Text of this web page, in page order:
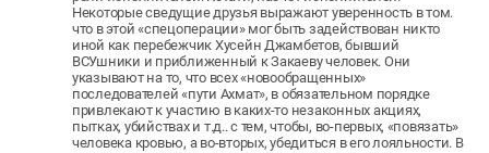
Некоторые сведущие друзья выражают уверенность в том.
что в этой «спецоперации» мог быть задействован никто
иной как перебежчик Хусейн Джамбетов, бывший
ВСУшники и приближенный к Закаеву человек. Они
указывают на то, что всех «новообращенных»
последователей «пути Ахмат», в обязательном порядке
привлекают к участию в каких-то незаконных акциях,
пытках, убийствах и т.д.. с тем, чтобы, во-первых, «повязать»
человека кровью, а во-вторых, убедиться в его лояльности. В